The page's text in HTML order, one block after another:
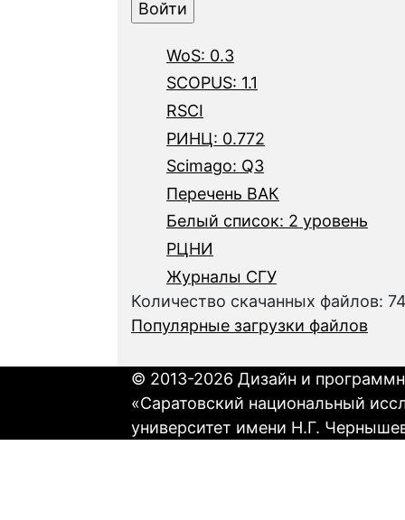
WoS: 0.3
SCOPUS: 1.1
RSCI
РИНЦ: 0.772
Scimago: Q3
Перечень ВАК
Белый список: 2 уровень
РЦНИ
Журналы СГУ
Количество скачанных файлов:
Популярные загрузки файлов
© 2013-2026 Дизайн и
«Саратовский национальный
университет имени Н.Г.